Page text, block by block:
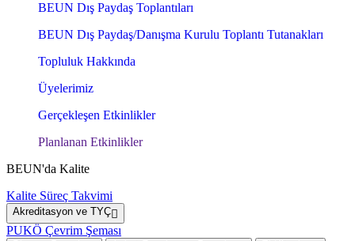
BEUN Dış Paydaş Toplantıları
BEUN Dış Paydaş/Danışma Kurulu Toplantı Tutanakları
Topluluk Hakkında
Üyelerimiz
Gerçekleşen Etkinlikler
Planlanan Etkinlikler
BEUN'da Kalite
Kalite Süreç Takvimi
Akreditasyon ve TYÇ
PUKÖ Çevrim Şeması